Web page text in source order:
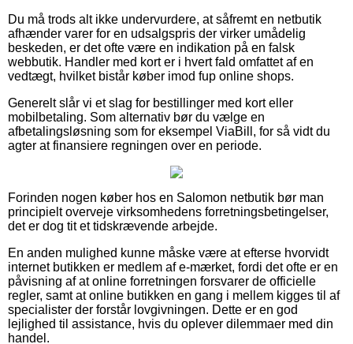
Du må trods alt ikke undervurdere, at såfremt en netbutik
afhænder varer for en udsalgspris der virker umådelig
beskeden, er det ofte være en indikation på en falsk
webbutik. Handler med kort er i hvert fald omfattet af en
vedtægt, hvilket bistår køber imod fup online shops.
Generelt slår vi et slag for bestillinger med kort eller
mobilbetaling. Som alternativ bør du vælge en
afbetalingsløsning som for eksempel ViaBill, for så vidt du
agter at finansiere regningen over en periode.
Forinden nogen køber hos en Salomon netbutik bør man
principielt overveje virksomhedens forretningsbetingelser,
det er dog tit et tidskrævende arbejde.
En anden mulighed kunne måske være at efterse hvorvidt
internet butikken er medlem af e-mærket, fordi det ofte er en
påvisning af at online forretningen forsvarer de officielle
regler, samt at online butikken en gang i mellem kigges til af
specialister der forstår lovgivningen. Dette er en god
lejlighed til assistance, hvis du oplever dilemmaer med din
handel.